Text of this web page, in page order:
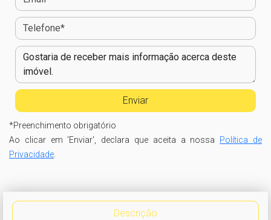
*Preenchimento obrigatório
Ao clicar em 'Enviar', declara que aceita a nossa Política de
Privacidade.
Descrição